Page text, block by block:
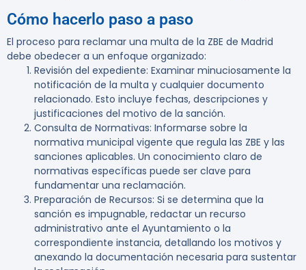
Cómo hacerlo paso a paso
El proceso para reclamar una multa de la ZBE de Madrid
debe obedecer a un enfoque organizado:
Revisión del expediente: Examinar minuciosamente la
notificación de la multa y cualquier documento
relacionado. Esto incluye fechas, descripciones y
justificaciones del motivo de la sanción.
Consulta de Normativas: Informarse sobre la
normativa municipal vigente que regula las ZBE y las
sanciones aplicables. Un conocimiento claro de
normativas específicas puede ser clave para
fundamentar una reclamación.
Preparación de Recursos: Si se determina que la
sanción es impugnable, redactar un recurso
administrativo ante el Ayuntamiento o la
correspondiente instancia, detallando los motivos y
anexando la documentación necesaria para sustentar